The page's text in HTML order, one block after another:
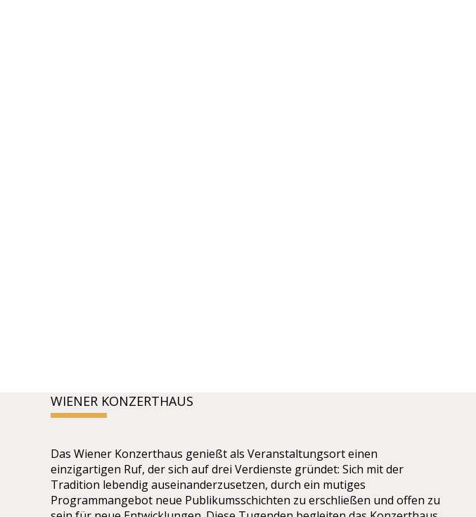
WIENER KONZERTHAUS
Das Wiener Konzerthaus genießt als Veranstaltungsort einen
einzigartigen Ruf, der sich auf drei Verdienste gründet: Sich mit der
Tradition lebendig auseinanderzusetzen, durch ein mutiges
Programmangebot neue Publikumsschichten zu erschließen und offen zu